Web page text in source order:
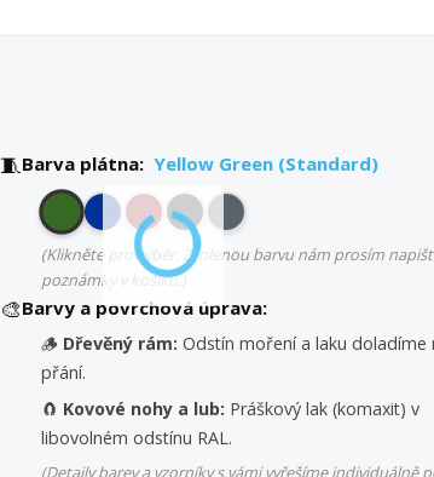
🧵Barva plátna: Yellow Green (Standard)
(Klikněte pro výběr. Zvolenou barvu nám prosím
poznámky v košíku.)
🎨Barvy a povrchová úprava:
🪵 Dřevěný rám: Odstín moření a laku doladíme
přání.
🧲 Kovové nohy a lub: Práškový lak (komaxit) v
libovolném odstínu RAL.
(Detaily barev a vzorníky s vámi vyřešíme individuálně